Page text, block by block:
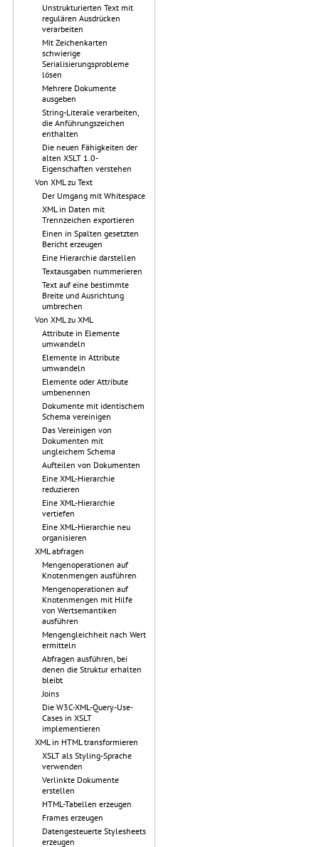
Unstrukturierten Text mit
regulären Ausdrücken
verarbeiten
Mit Zeichenkarten
schwierige
Serialisierungsprobleme
lösen
Mehrere Dokumente
ausgeben
String-Literale verarbeiten,
die Anführungszeichen
enthalten
Die neuen Fähigkeiten der
alten XSLT 1.0-
Eigenschaften verstehen
Von XML zu Text
Der Umgang mit Whitespace
XML in Daten mit
Trennzeichen exportieren
Einen in Spalten gesetzten
Bericht erzeugen
Eine Hierarchie darstellen
Textausgaben nummerieren
Text auf eine bestimmte
Breite und Ausrichtung
umbrechen
Von XML zu XML
Attribute in Elemente
umwandeln
Elemente in Attribute
umwandeln
Elemente oder Attribute
umbenennen
Dokumente mit identischem
Schema vereinigen
Das Vereinigen von
Dokumenten mit
ungleichem Schema
Aufteilen von Dokumenten
Eine XML-Hierarchie
reduzieren
Eine XML-Hierarchie
vertiefen
Eine XML-Hierarchie neu
organisieren
XML abfragen
Mengenoperationen auf
Knotenmengen ausführen
Mengenoperationen auf
Knotenmengen mit Hilfe
von Wertsemantiken
ausführen
Mengengleichheit nach Wert
ermitteln
Abfragen ausführen, bei
denen die Struktur erhalten
bleibt
Joins
Die W3C-XML-Query-Use-
Cases in XSLT
implementieren
XML in HTML transformieren
XSLT als Styling-Sprache
verwenden
Verlinkte Dokumente
erstellen
HTML-Tabellen erzeugen
Frames erzeugen
Datengesteuerte Stylesheets
erzeugen